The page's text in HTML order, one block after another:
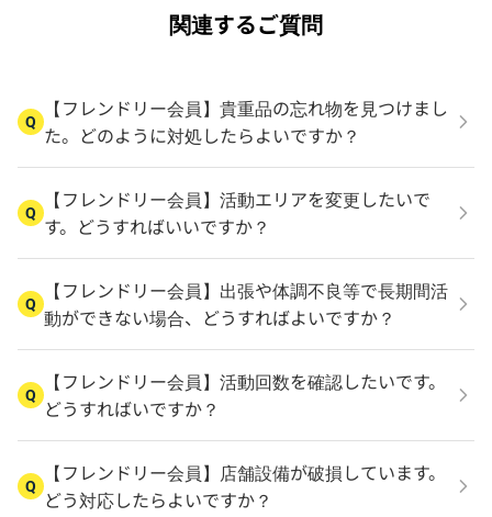
関連するご質問
Q
【フレンドリー会員】貴重品の忘れ物を見つけまし
た。どのように対処したらよいですか？
Q
【フレンドリー会員】活動エリアを変更したいで
す。どうすればいいですか？
Q
【フレンドリー会員】出張や体調不良等で長期間活
動ができない場合、どうすればよいですか？
Q
【フレンドリー会員】活動回数を確認したいです。
どうすればいですか？
Q
【フレンドリー会員】店舗設備が破損しています。
どう対応したらよいですか？